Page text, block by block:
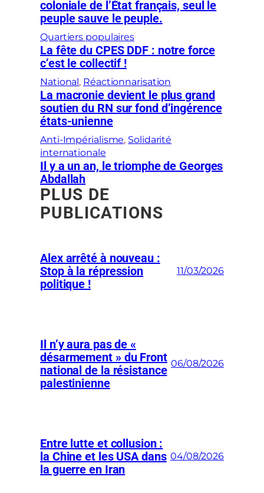
coloniale de l’État français, seul le
peuple sauve le peuple.
Quartiers populaires
La fête du CPES DDF : notre force
c’est le collectif !
National , Réactionnarisation
La macronie devient le plus grand
soutien du RN sur fond d’ingérence
états-unienne
Anti-Impérialisme, Solidarité
internationale
Il y a un an, le triomphe de Georges
Abdallah
PLUS DE
PUBLICATIONS
Alex arrêté à nouveau :
Stop à la répression
politique !
11/03/2026
Il n’y aura pas de «
désarmement » du Front
national de la résistance
palestinienne
06/08/2026
Entre lutte et collusion :
la Chine et les USA dans
la guerre en Iran
04/08/2026